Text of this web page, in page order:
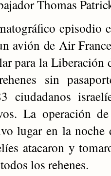
Thomas
episodio
avión de Air
para la Liberación
sin
ciudadanos
La operación
lugar en la
atacaron y
los rehenes.